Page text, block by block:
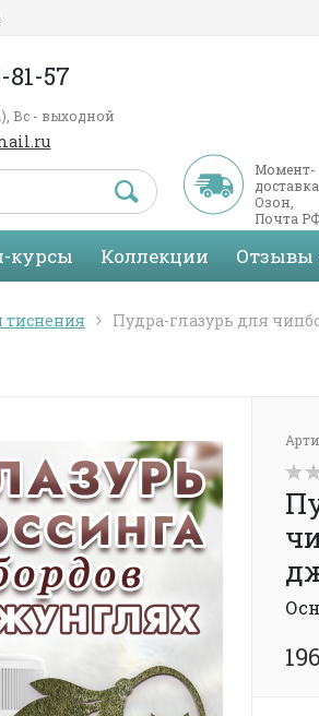
81-57
Вс - выходной
Момент-
доставка
Озон,
Почта
СДЭК
курсы Коллекции Отзывы
тиснения Пудра-глазурь для